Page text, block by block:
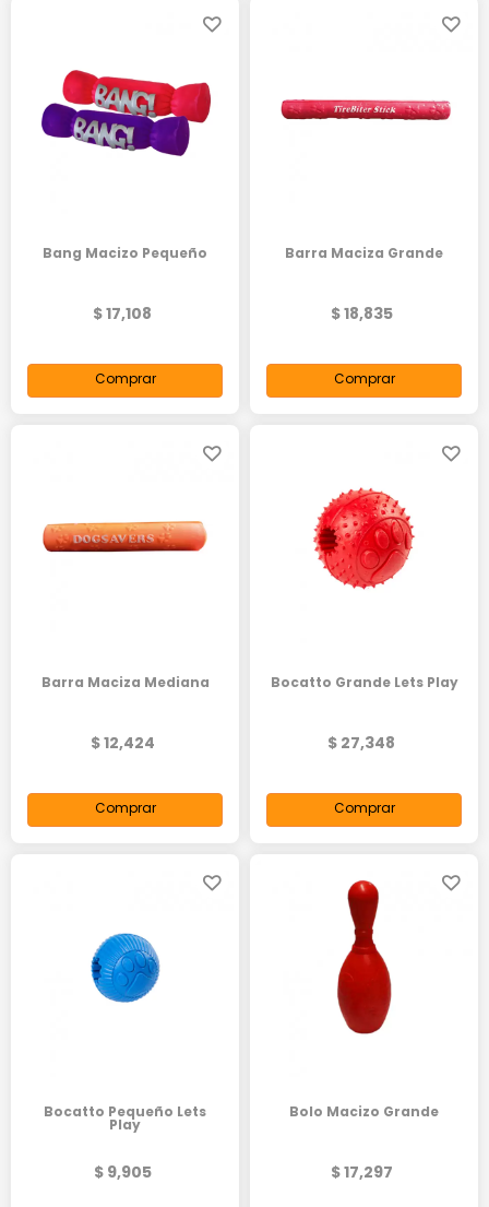
Bang Macizo Pequeño
$ 17,108
Comprar
Barra Maciza Grande
$ 18,835
Comprar
Barra Maciza Mediana
$ 12,424
Comprar
Bocatto Grande Lets Play
$ 27,348
Comprar
Bocatto Pequeño Lets
Play
$ 9,905
Bolo Macizo Grande
$ 17,297